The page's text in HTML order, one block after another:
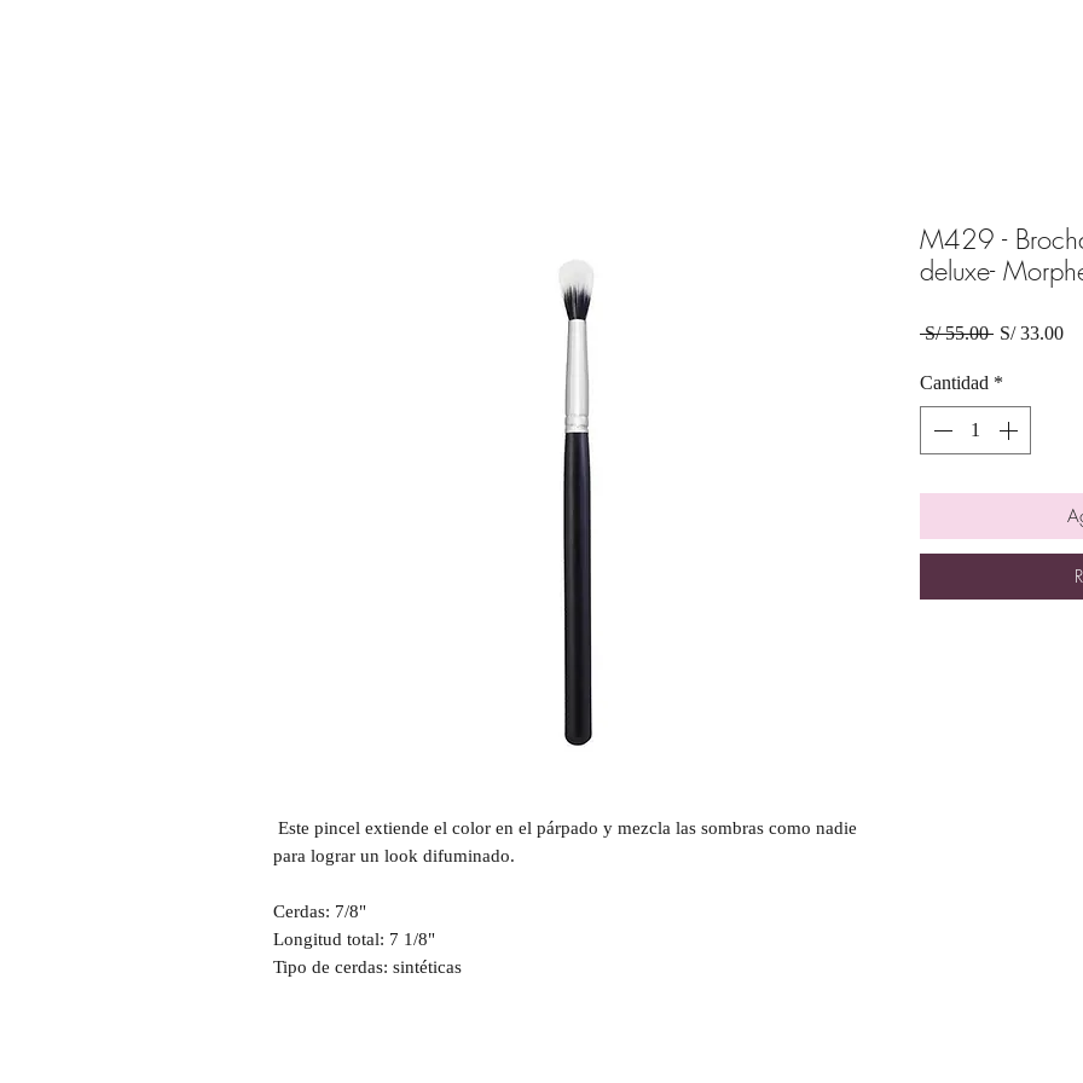
Este pincel extiende el color en el párpado y mezcla las sombras como nadie
para lograr un look difuminado.
Cerdas: 7/8"
Longitud total: 7 1/8"
Tipo de cerdas: sintéticas
M429 -
deluxe-
S/ 55.00 Precio
S/ 33.00
Cantidad *